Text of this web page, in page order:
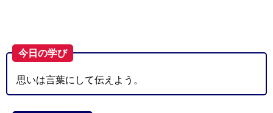
今日の学び
思いは言葉にして伝えよう。